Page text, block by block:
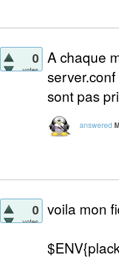
0
votes
A chaque
sont pas
answered
0
votes
voila mon